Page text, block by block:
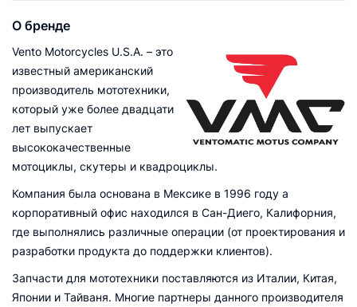
О бренде
Vento Motorcycles U.S.A. – это
известный американский
производитель мототехники,
который уже более двадцати
лет выпускает
высококачественные
мотоциклы, скутеры и квадроциклы.
Компания была основана в Мексике в 1996 году а
корпоративный офис находился в Сан-Диего, Калифорния,
где выполнялись различные операции (от проектирования и
разработки продукта до поддержки клиентов).
Запчасти для мототехники поставляются из Италии, Китая,
Японии и Тайваня. Многие партнеры данного производителя